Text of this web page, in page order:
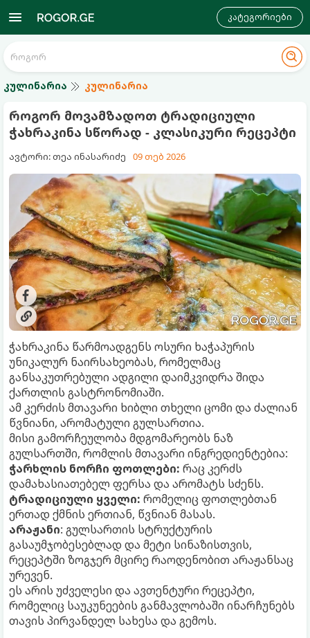
კატეგორიები
კულინარია კულინარია
როგორ მოვამზადოთ ტრადიციული
ჭახრაკინა სწორად - კლასიკური რეცეპტი
ავტორი: თეა ინასარიძე 09 თებ 2026
ჭახრაკინა წარმოადგენს ოსური ხაჭაპურის
უნიკალურ ნაირსახეობას, რომელმაც
განსაკუთრებული ადგილი დაიმკვიდრა შიდა
ქართლის გასტრონომიაში.
ამ კერძის მთავარი ხიბლი თხელი ცომი და ძალიან
წვნიანი, არომატული გულსართია.
მისი გამორჩეულობა მდგომარეობს ნაზ
გულსართში, რომლის მთავარი ინგრედიენტებია:
ჭარხლის ნორჩი ფოთლები: რაც კერძს
დამახასიათებელ ფერსა და არომატს სძენს.
ტრადიციული ყველი: რომელიც ფოთლებთან
ერთად ქმნის ერთიან, წვნიან მასას.
არაჟანი: გულსართის სტრუქტურის
გასაუმჯობესებლად და მეტი სინაზისთვის,
რეცეპტში ზოგჯერ მცირე რაოდენობით არაჟანსაც
ურევენ.
ეს არის უძველესი და ავთენტური რეცეპტი,
რომელიც საუკუნეების განმავლობაში ინარჩუნებს
თავის პირვანდელ სახესა და გემოს.